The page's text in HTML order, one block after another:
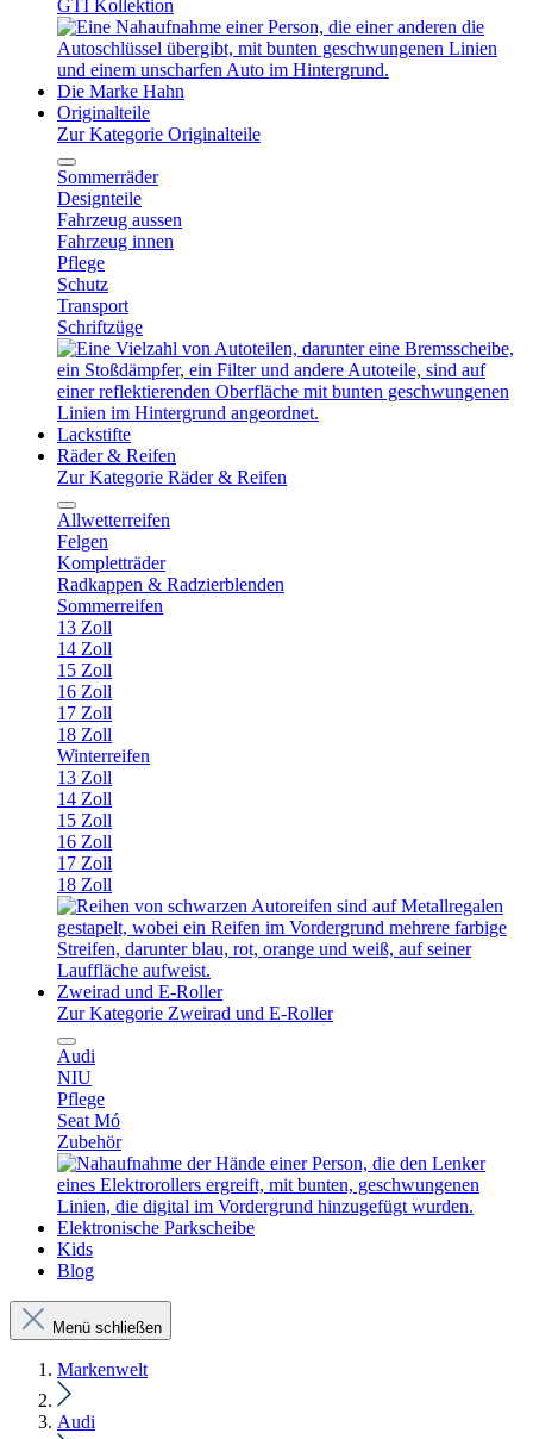
GTI Kollektion
Die Marke Hahn
Originalteile
Zur Kategorie Originalteile
Sommerräder
Designteile
Fahrzeug aussen
Fahrzeug innen
Pflege
Schutz
Transport
Schriftzüge
Lackstifte
Räder & Reifen
Zur Kategorie Räder & Reifen
Allwetterreifen
Felgen
Kompletträder
Radkappen & Radzierblenden
Sommerreifen
13 Zoll
14 Zoll
15 Zoll
16 Zoll
17 Zoll
18 Zoll
Winterreifen
13 Zoll
14 Zoll
15 Zoll
16 Zoll
17 Zoll
18 Zoll
Zweirad und E-Roller
Zur Kategorie Zweirad und E-Roller
Audi
NIU
Pflege
Seat Mó
Zubehör
Elektronische Parkscheibe
Kids
Blog
Menü schließen
Markenwelt
Audi